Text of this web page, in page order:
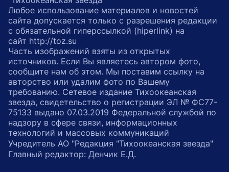
Любое использование материалов и новостей
сайта допускается только с разрешения редакции
с обязательной гиперссылкой (hiperlink) на
сайт http://toz.su
Часть изображений взяты из открытых
источников. Если Вы являетесь автором фото,
сообщите нам об этом. Мы поставим ссылку на
авторство или удалим фото по Вашему
требованию. Сетевое издание Тихоокеанская
звезда, свидетельство о регистрации ЭЛ № ФС77-
75133 выдано 07.03.2019 Федеральной службой по
надзору в сфере связи, информационных
технологий и массовых коммуникаций
Учредитель АО "Редакция "Тихоокеанская звезда"
Главный редактор: Денчик Е.Д.